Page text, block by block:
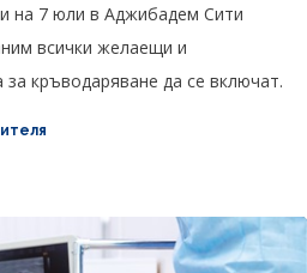
на 7 юли в Аджибадем Сити
всички желаещи и
кръводаряване да се включат.